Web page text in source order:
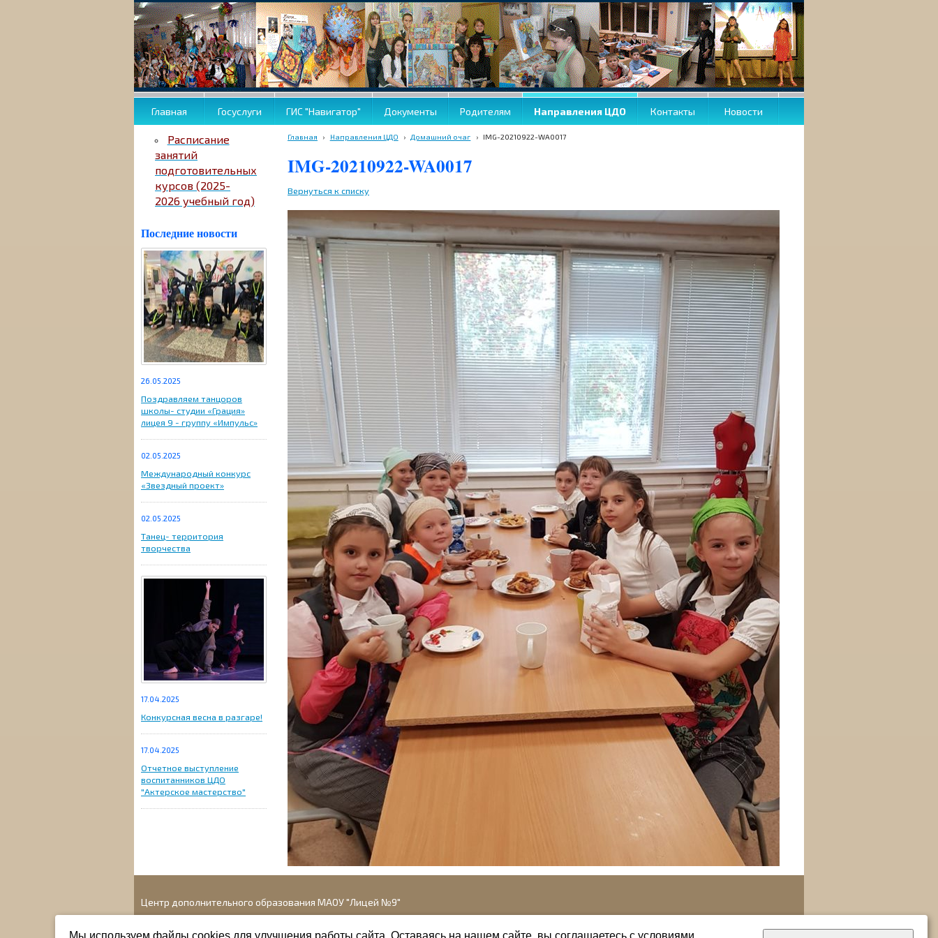
Главная Госуслуги ГИС "Навигатор" Документы Родителям Направления ЦДО Контакты Новости
Расписание
занятий
подготовительных
курсов (2025-
2026 учебный год)
Последние новости
26.05.2025
Поздравляем танцоров
школы- студии «Грация»
лицея 9 - группу «Импульс»
02.05.2025
Международный конкурс
«Звездный проект»
02.05.2025
Танец- территория
творчества
17.04.2025
Конкурсная весна в разгаре!
17.04.2025
Отчетное выступление
воспитанников ЦДО
"Актерское мастерство"
Главная › Направления ЦДО › Домашний очаг › IMG-20210922-WA0017
IMG-20210922-WA0017
Вернуться к списку
Центр дополнительного образования МАОУ "Лицей №9"
Мы используем файлы cookies для улучшения работы сайта. Оставаясь на нашем сайте, вы соглашаетесь с условиями